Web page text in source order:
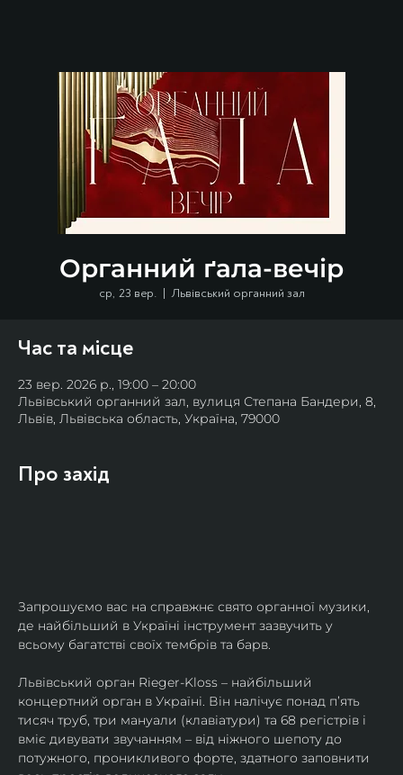
Органний ґала-вечір
ср, 23 вер.
  |
Львівський органний зал
Час та місце
23 вер. 2026 р., 19:00 – 20:00
Львівський органний зал, вулиця Степана Бандери, 8,
Львів, Львівська область, Україна, 79000
Про захід
Запрошуємо вас на справжнє свято органної музики,
де найбільший в Україні інструмент зазвучить у
всьому багатстві своїх тембрів та барв.
​Львівський орган Rieger-Kloss – найбільший
концертний орган в Україні. Він налічує понад пʼять
тисяч труб, три мануали (клавіатури) та 68 регістрів і
вміє дивувати звучанням – від ніжного шепоту до
потужного, проникливого форте, здатного заповнити